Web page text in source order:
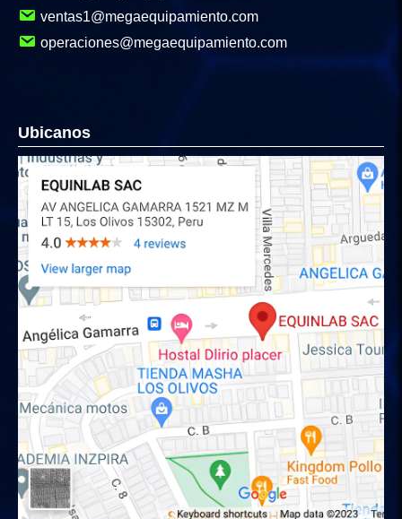
ventas1@megaequipamiento.com
operaciones@megaequipamiento.com
Ubicanos